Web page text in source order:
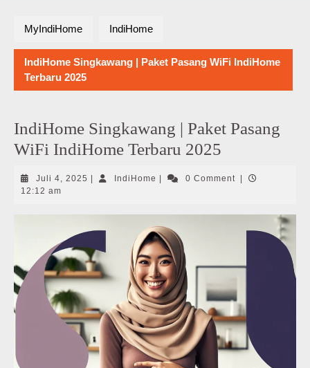
MyIndiHome IndiHome
IndiHome Singkawang | Paket Pasang WiFi IndiHome
Terbaru 2025
IndiHome Singkawang | Paket Pasang
WiFi IndiHome Terbaru 2025
Juli 4, 2025 Juli
IndiHome IndiHome0 Comment
12:12 am